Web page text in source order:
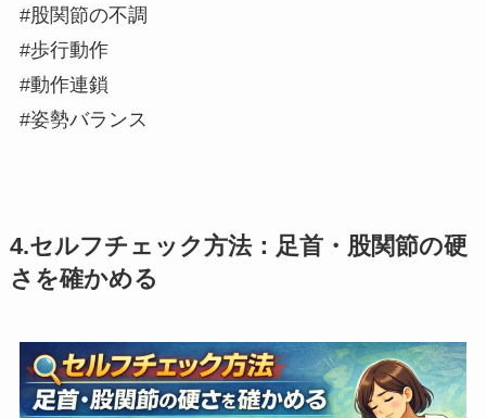
#股関節の不調
#歩行動作
#動作連鎖
#姿勢バランス
4.セルフチェック方法：足首・股関節の硬
さを確かめる